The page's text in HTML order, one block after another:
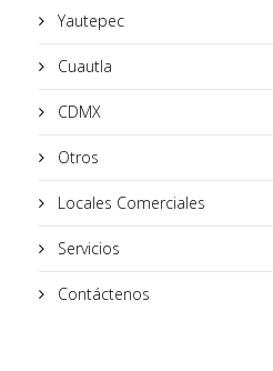
Yautepec
Cuautla
CDMX
Otros
Locales Comerciales
Servicios
Contáctenos